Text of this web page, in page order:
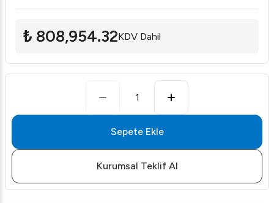
₺ 808,954.32KDV Dahil
1
Sepete Ekle
Kurumsal Teklif Al